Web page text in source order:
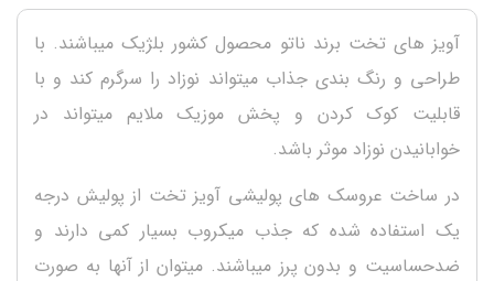
آویز های تخت برند ناتو محصول کشور بلژیک میباشند. با
طراحی و رنگ بندی جذاب میتواند نوزاد را سرگرم کند و با
قابلیت کوک کردن و پخش موزیک ملایم میتواند در
خوابانیدن نوزاد موثر باشد.
در ساخت عروسک های پولیشی آویز تخت از پولیش درجه
یک استفاده شده که جذب میکروب بسیار کمی دارند و
ضدحساسیت و بدون پرز میباشند. میتوان از آنها به صورت